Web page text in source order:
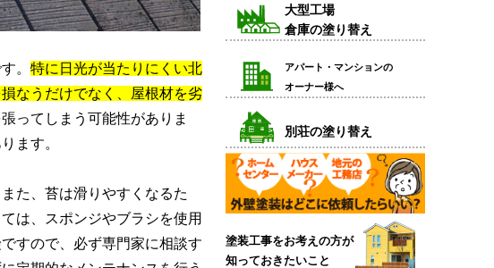
。 特に日光が当たりにくい北
なうだけでなく、屋根材を劣
ってしまう可能性がありま
ます。
た、苔は滑りやすくなるた
は、スポンジやブラシを使用
すので、必ず専門家に相談す
大型工場
倉庫の塗り替え
アパート・マンションの
オーナー様へ
別荘の塗り替え
塗装工事をお考えの方が
知っておきたいこと